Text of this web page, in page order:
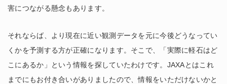
害につながる懸念もあります。
それならば、より現在に近い観測データを元に今後どうなってい
くかを予測する方が正確になります。そこで、「実際に軽石はど
こにあるか」という情報を探していたわけです。JAXAとはこれ
までにもお付き合いがありましたので、情報をいただけないかと